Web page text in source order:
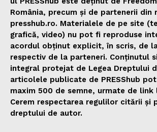
România, precum și de partenerii din
presshub.ro. Materialele de pe site
grafică, video) nu pot fi reproduse
acordul obținut explicit, în scris, de la
respectiv de la parteneri. Conținutul
integral protejat de Legea Dreptului
articolele publicate de PRESShub
maxim 500 de semne, urmate de
Cerem respectarea regulilor citării și
dreptului de autor.